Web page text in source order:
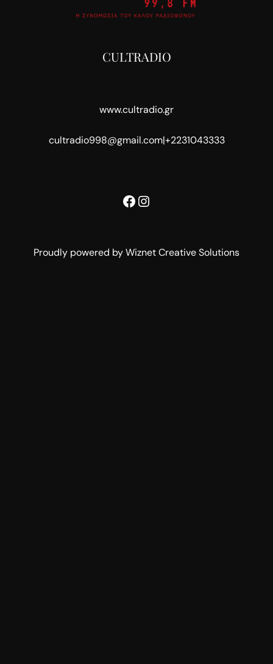
CULTRADIO
www.cultradio.gr
cultradio998@gmail.com|+2231043333
Facebook
Instagram
Proudly powered by Wiznet Creative Solutions